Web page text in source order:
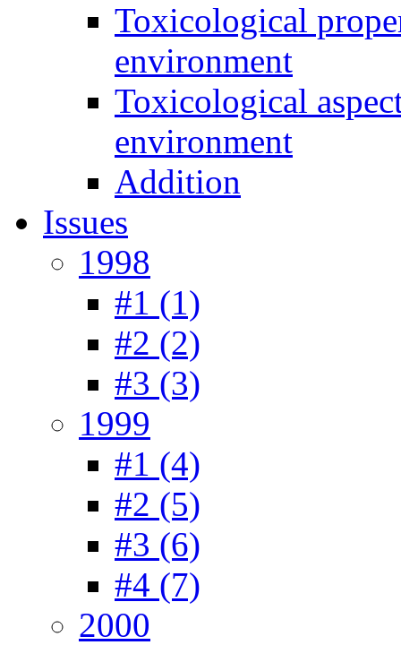
Toxicological
environment
Toxicological
environment
Addition
Issues
1998
#1 (1)
#2 (2)
#3 (3)
1999
#1 (4)
#2 (5)
#3 (6)
#4 (7)
2000